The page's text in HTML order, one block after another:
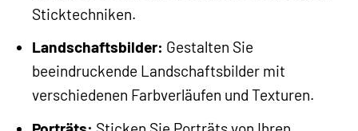
Sticktechniken.
Landschaftsbilder: Gestalten Sie
beeindruckende Landschaftsbilder mit
verschiedenen Farbverläufen und Texturen.